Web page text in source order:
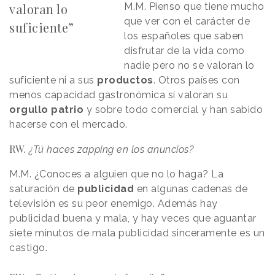
valoran lo
suficiente”
M.M. Pienso que tiene mucho
que ver con el carácter de
los españoles que saben
disfrutar de la vida como
nadie pero no se valoran lo
suficiente ni a sus productos. Otros países con
menos capacidad gastronómica sí valoran su
orgullo patrio y sobre todo comercial y han sabido
hacerse con el mercado.
RW. ¿Tú haces zapping en los anuncios?
M.M. ¿Conoces a alguien que no lo haga? La
saturación de publicidad en algunas cadenas de
televisión es su peor enemigo. Además hay
publicidad buena y mala, y hay veces que aguantar
siete minutos de mala publicidad sinceramente es un
castigo.